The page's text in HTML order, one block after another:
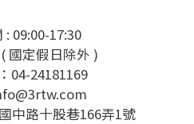
: 09:00-17:30
國定假日除外 )
04-24181169
中路十股巷166弄1號